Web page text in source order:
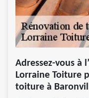
Adressez-vous à
Lorraine Toiture
toiture à